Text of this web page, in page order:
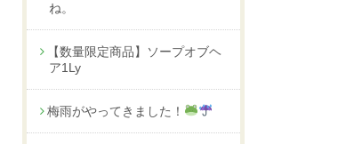
ね。
【数量限定商品】ソープオブヘ
ア1Ly
梅雨がやってきました！